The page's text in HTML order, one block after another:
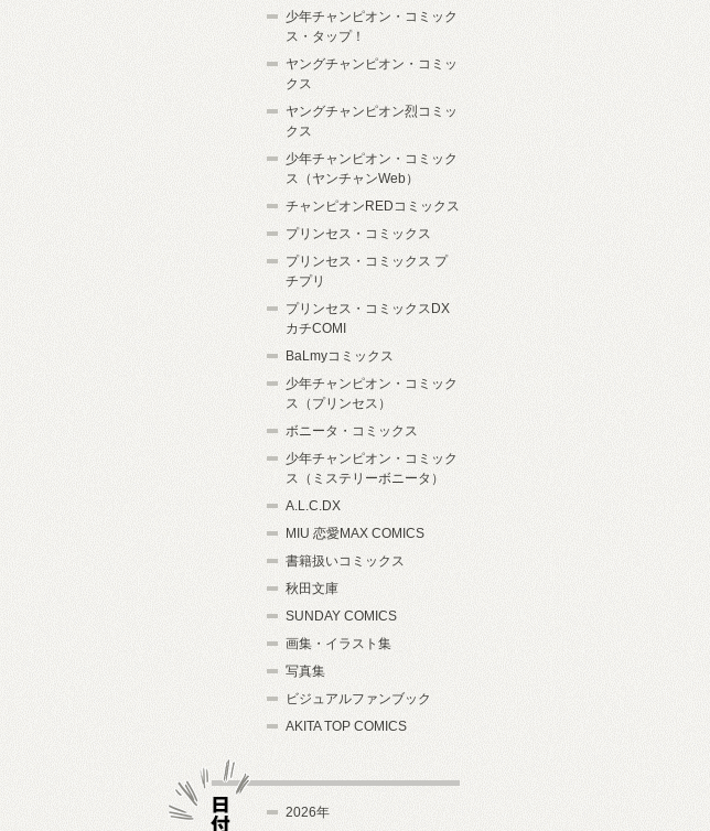
少年チャンピオン・コミック
ス・タップ！
ヤングチャンピオン・コミッ
クス
ヤングチャンピオン烈コミッ
クス
少年チャンピオン・コミック
ス（ヤンチャンWeb）
チャンピオンREDコミックス
プリンセス・コミックス
プリンセス・コミックス プ
チプリ
プリンセス・コミックスDX
カチCOMI
BaLmyコミックス
少年チャンピオン・コミック
ス（プリンセス）
ボニータ・コミックス
少年チャンピオン・コミック
ス（ミステリーボニータ）
A.L.C.DX
MIU 恋愛MAX COMICS
書籍扱いコミックス
秋田文庫
SUNDAY COMICS
画集・イラスト集
写真集
ビジュアルファンブック
AKITA TOP COMICS
2026年